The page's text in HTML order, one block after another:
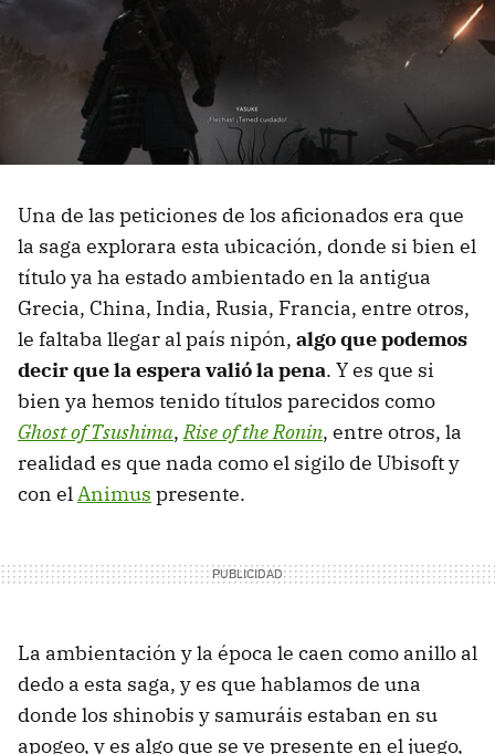
Una de las peticiones de los aficionados era que
la saga explorara esta ubicación, donde si bien el
título ya ha estado ambientado en la antigua
Grecia, China, India, Rusia, Francia, entre otros,
le faltaba llegar al país nipón, algo que podemos
decir que la espera valió la pena. Y es que si
bien ya hemos tenido títulos parecidos como
Ghost of Tsushima,Rise of the Ronin, entre otros, la
realidad es que nada como el sigilo de Ubisoft y
con elAnimus presente.
La ambientación y la época le caen como anillo al
dedo a esta saga, y es que hablamos de una
donde los shinobis y samuráis estaban en su
apogeo, y es algo que se ve presente en el juego,